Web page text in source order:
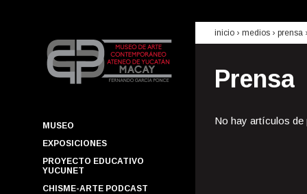
MUSEO
EXPOSICIONES
PROYECTO EDUCATIVO
YUCUNET
CHISME-ARTE PODCAST
inicio › medios › prensa
Prensa
No hay artículos de